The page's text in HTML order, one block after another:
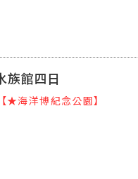
族館四日
【★海洋博紀念公園】